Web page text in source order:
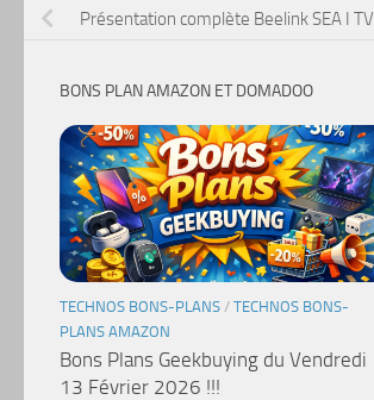
Présentation complète Beelink SEA I TV
BONS PLAN AMAZON ET DOMADOO
TECHNOS BONS-PLANS / TECHNOS BONS-
PLANS AMAZON
Bons Plans Geekbuying du Vendredi
13 Février 2026 !!!